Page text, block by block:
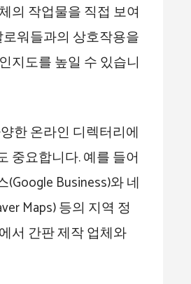
의 작업물을 직접 보여
로워들과의 상호작용을
지도를 높일 수 있습니
한 온라인 디렉터리에
중요합니다. 예를 들어
(Google Business)와 네
Maps) 등의 지역 정
서 간판 제작 업체와